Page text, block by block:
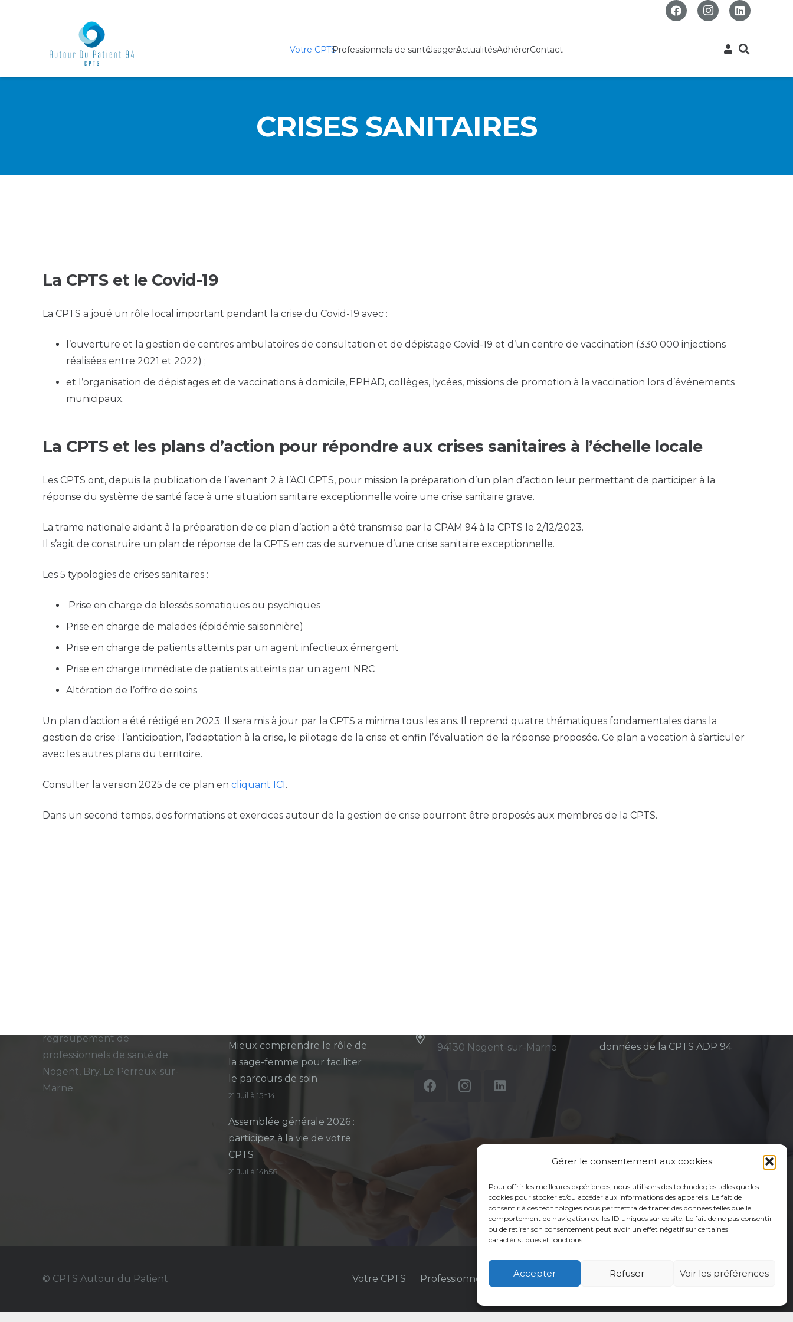
Gérer le consentement aux cookies
Pour offrir les meilleures expériences, nous utilisons des technologies telles que les
cookies pour stocker et/ou accéder aux informations des appareils. Le fait de
consentir à ces technologies nous permettra de traiter des données telles que le
comportement de navigation ou les ID uniques sur ce site. Le fait de ne pas consentir
ou de retirer son consentement peut avoir un effet négatif sur certaines
caractéristiques et fonctions.
Accepter Refuser Voir les préférences
Votre CPTSProfessionnels de santéUsagersActualitésAdhérerContact
CRISES SANITAIRES
La CPTS et le Covid-19
La CPTS a joué un rôle local important pendant la crise du Covid-19 avec :
l’ouverture et la gestion de centres ambulatoires de consultation et de dépistage Covid-19 et d’un centre de vaccination (330 000 injections
réalisées entre 2021 et 2022) ;
et l’organisation de dépistages et de vaccinations à domicile, EPHAD, collèges, lycées, missions de promotion à la vaccination lors d’événements
municipaux.
La CPTS et les plans d’action pour répondre aux crises sanitaires à l’échelle locale
Les CPTS ont, depuis la publication de l’avenant 2 à l’ACI CPTS, pour mission la préparation d’un plan d’action leur permettant de participer à la
réponse du système de santé face à une situation sanitaire exceptionnelle voire une crise sanitaire grave.
La trame nationale aidant à la préparation de ce plan d’action a été transmise par la CPAM 94 à la CPTS le 2/12/2023.
Il s’agit de construire un plan de réponse de la CPTS en cas de survenue d’une crise sanitaire exceptionnelle.
Les 5 typologies de crises sanitaires :
Prise en charge de blessés somatiques ou psychiques
Prise en charge de malades (épidémie saisonnière)
Prise en charge de patients atteints par un agent infectieux émergent
Prise en charge immédiate de patients atteints par un agent NRC
Altération de l’offre de soins
Un plan d’action a été rédigé en 2023. Il sera mis à jour par la CPTS a minima tous les ans. Il reprend quatre thématiques fondamentales dans la
gestion de crise : l’anticipation, l’adaptation à la crise, le pilotage de la crise et enfin l’évaluation de la réponse proposée. Ce plan a vocation à s’articuler
avec les autres plans du territoire.
Consulter la version 2025 de ce plan en cliquant ICI.
Dans un second temps, des formations et exercices autour de la gestion de crise pourront être proposés aux membres de la CPTS.
regroupement de
professionnels de santé de
Nogent, Bry, Le Perreux-sur-
Marne.
Mieux comprendre le rôle de
la sage-femme pour faciliter
le parcours de soin
21 Juil à 15h14
Assemblée générale 2026 :
participez à la vie de votre
CPTS
21 Juil à 14h58
94130 Nogent-sur-Marne
données de la CPTS ADP 94
© CPTS Autour du Patient Votre CPTS Professionnels de santé Usagers Actualités Adhérer Contact